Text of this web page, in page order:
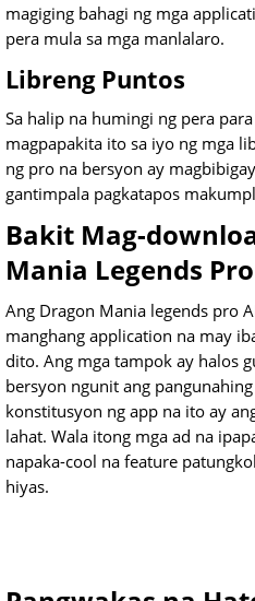
magiging bahagi ng mga
pera mula sa mga manlalaro.
Libreng Puntos
Sa halip na humingi ng pera
magpapakita ito sa iyo ng mga
ng pro na bersyon ay
gantimpala pagkatapos
Bakit Mag-
Mania Legends Pro
Ang Dragon Mania legends pro
manghang application na may
dito. Ang mga tampok ay halos
bersyon ngunit ang
konstitusyon ng app na ito ay
lahat. Wala itong mga ad na
napaka-cool na feature
hiyas.